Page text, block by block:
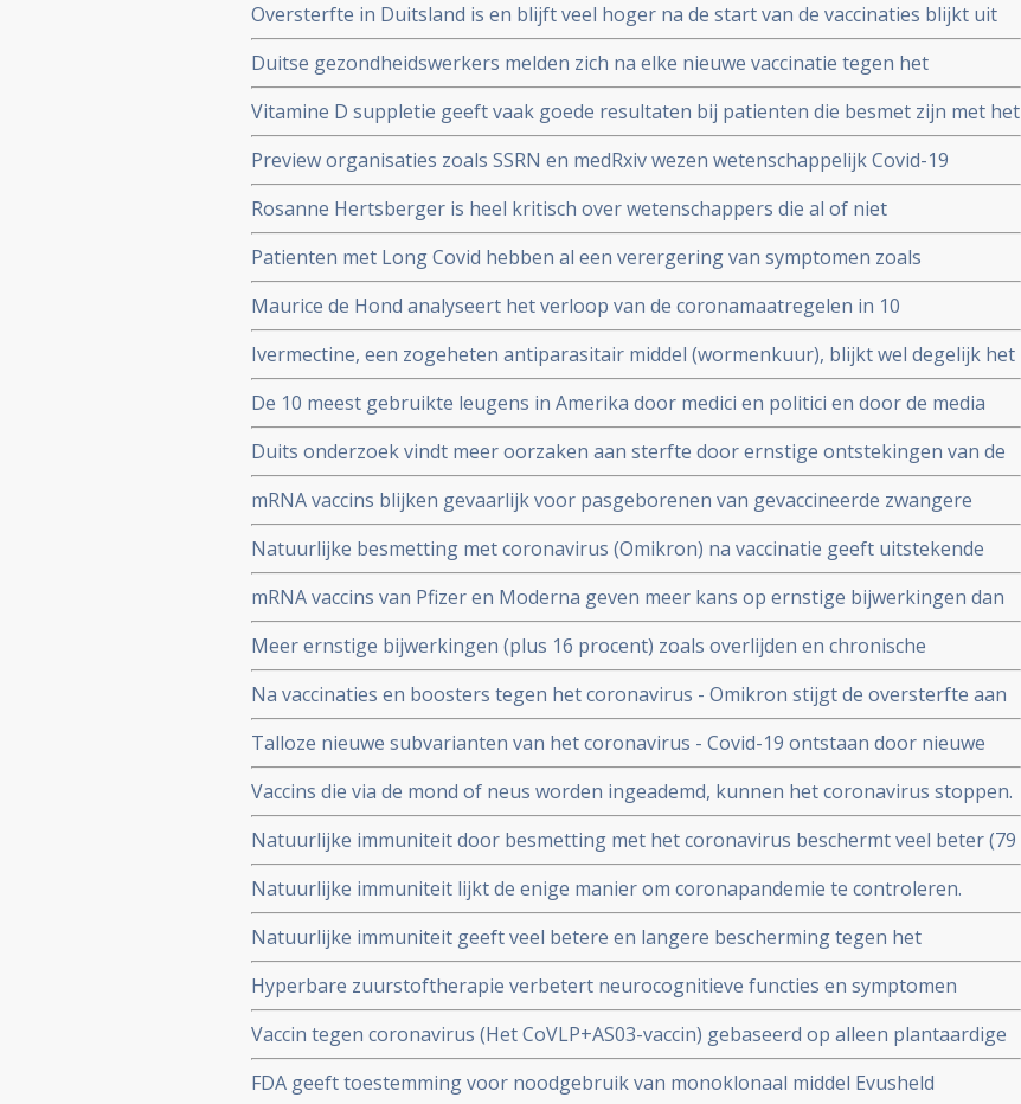
Oversterfte in Duitsland is en blijft veel hoger na de start van de vaccinaties blijkt uit
peer reviewed studie en artsencollectief schrijft daarover
Duitse gezondheidswerkers melden zich na elke nieuwe vaccinatie tegen het
coronavirus - Covid-19 vaker ziek blijkt uit vergelijkende studie tussen eerste, tweede
en derde vaccinatierondes
Vitamine D suppletie geeft vaak goede resultaten bij patienten die besmet zijn met het
coronavirus - Covid-19 en al opgenomen in het ziekenhuis. Laat een grote meta-
analyse zien van alle studies wereldwijd
Preview organisaties zoals SSRN en medRxiv wezen wetenschappelijk Covid-19
onderzoek af als die afweken van Amerikaans overheidsstandpunt over Covid-19 en
de maatregelen.
Rosanne Hertsberger is heel kritisch over wetenschappers die al of niet
gemanipuleeerd zwegen over misvattingen tijdens de coronacrisis
Patienten met Long Covid hebben al een verergering van symptomen zoals
vermoeidheid, moeite met het reguleren van de lichaamstemperatuur en cognitieve
disfunctie, zelfs na een lichte inspanning.
Maurice de Hond analyseert het verloop van de coronamaatregelen in 10
opeenvolgende artikelen.
Ivermectine, een zogeheten antiparasitair middel (wormenkuur), blijkt wel degelijk het
coronavirus - Covid-19 zeer goed te kunnen bestrijden. Uit meta analyse van 64
studies blijkt zeer grote effectiviteit.
De 10 meest gebruikte leugens in Amerika door medici en politici en door de media
klakkeloos overgenomen rondom het corona virus en de vaccins komen nu naar
buiten
Duits onderzoek vindt meer oorzaken aan sterfte door ernstige ontstekingen van de
hersenen, bloedvaten en hart (myocarditis) bij pathologische obductie van mensen
overleden net na vaccinatie tegen coronavirus.
mRNA vaccins blijken gevaarlijk voor pasgeborenen van gevaccineerde zwangere
moeders. Minder bloedplasmacellen tast immuniteit aan en bloed van gevaccineerden
blijkt niet bruikbaar voor stamceltransplantaties.
Natuurlijke besmetting met coronavirus (Omikron) na vaccinatie geeft uitstekende
bescherming, al zijn er twijfels over bescherming door mRNA vaccins tegen nieuwe
varianten van Omikron.
mRNA vaccins van Pfizer en Moderna geven meer kans op ernstige bijwerkingen dan
dat ze een ziekenhuisopname voorkomen. Blijkt uit nieuwe analyse van
studiegegevens
Meer ernstige bijwerkingen (plus 16 procent) zoals overlijden en chronische
invaliditeit deden zich voor tijdens de studies van de mRNA-vaccins van Moderna en
Pfizer in vergelijking met de placebogroep
Na vaccinaties en boosters tegen het coronavirus - Omikron stijgt de oversterfte aan
overige oorzaken blijkt uit grafieken bijgehouden en van commentaar voorzien door
Herman Steigstra, Anton Theunissen en Maurice de Hond.
Talloze nieuwe subvarianten van het coronavirus - Covid-19 ontstaan door nieuwe
boostervaccins en ontsnappen aan eigen immuunsysteem. Blijkt uit Chinese studie
Vaccins die via de mond of neus worden ingeademd, kunnen het coronavirus stoppen.
Twee mond- en neusvaccins krijgen goedkeuring in China en India na fase III studies
Natuurlijke immuniteit door besmetting met het coronavirus beschermt veel beter (79
vs 23 procent) tegen Omicron varianten BA.4 en BA.5 dan een vaccinatie
Natuurlijke immuniteit lijkt de enige manier om coronapandemie te controleren.
Zweeds onderzoek ziet effectiviteit van vaccins binnen 6 en 9 maanden teruglopen tot
nagenoeg geen bescherming meer.
Natuurlijke immuniteit geeft veel betere en langere bescherming tegen het
coronavirus - Covid-19 dan een vaccin dat zijn bescherming al snel lijkt te verliezen.
Hyperbare zuurstoftherapie verbetert neurocognitieve functies en symptomen
veroorzaakt door coronabesmetting bij patienten met long Covid
Vaccin tegen coronavirus (Het CoVLP+AS03-vaccin) gebaseerd op alleen plantaardige
stoffen geeft uitstekende bescherming tegen ziek worden (69 procent) en ernstige
ziekte (78 procent)
FDA geeft toestemming voor noodgebruik van monoklonaal middel Evusheld